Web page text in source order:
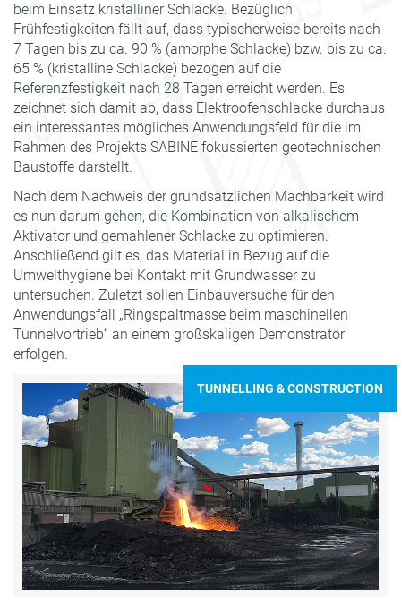
beim Einsatz kristalliner Schlacke. Bezüglich
Frühfestigkeiten fällt auf, dass typischerweise bereits nach
7 Tagen bis zu ca. 90 % (amorphe Schlacke) bzw. bis zu ca.
65 % (kristalline Schlacke) bezogen auf die
Referenzfestigkeit nach 28 Tagen erreicht werden. Es
zeichnet sich damit ab, dass Elektroofenschlacke durchaus
ein interessantes mögliches Anwendungsfeld für die im
Rahmen des Projekts SABINE fokussierten geotechnischen
Baustoffe darstellt.
Nach dem Nachweis der grundsätzlichen Machbarkeit wird
es nun darum gehen, die Kombination von alkalischem
Aktivator und gemahlener Schlacke zu optimieren.
Anschließend gilt es, das Material in Bezug auf die
Umwelthygiene bei Kontakt mit Grundwasser zu
untersuchen. Zuletzt sollen Einbauversuche für den
Anwendungsfall „Ringspaltmasse beim maschinellen
Tunnelvortrieb“ an einem großskaligen Demonstrator
erfolgen.
TUNNELLING & CONSTRUCTION